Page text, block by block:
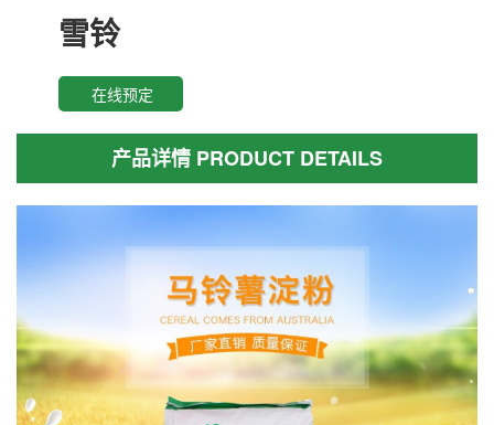
雪铃
在线预定
产品详情 PRODUCT DETAILS